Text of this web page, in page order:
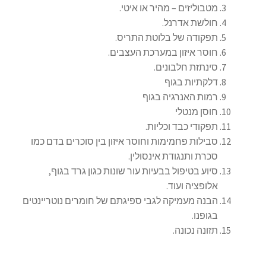
מטבוליזים – מהיר או איטי.
חולשת אדרנל.
תפקודה של בלוטת התריס.
חוסר איזון במערכת העצבים.
סינתזת חלבונים.
דלקתיות בגוף
רמות האנרגיה בגוף
חוסן מנטלי
תפקודי כבד וכליות.
סבילות פחמימות וחוסר איזון בין סוכרים בדם כמו
סכרת ותנגודת אינסולין.
סיוע בטיפול בבעיות עור שונות כגון גרד בגוף,
אלופציה ועוד.
הבנה מעמיקה לגבי ספיגתם של חומרים נוטריינטים
בגופנו.
תזונה נכונה.